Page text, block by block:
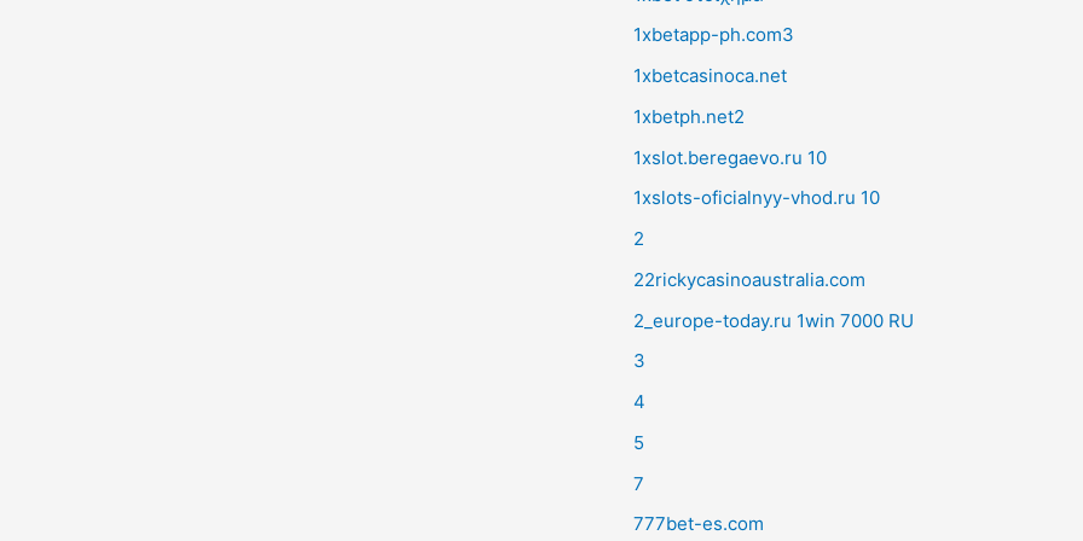
1xbetapp-ph.com3
1xbetcasinoca.net
1xbetph.net2
1xslot.beregaevo.ru 10
1xslots-oficialnyy-vhod.ru 10
2
22rickycasinoaustralia.com
2_europe-today.ru 1win 7000 RU
3
4
5
7
777bet-es.com